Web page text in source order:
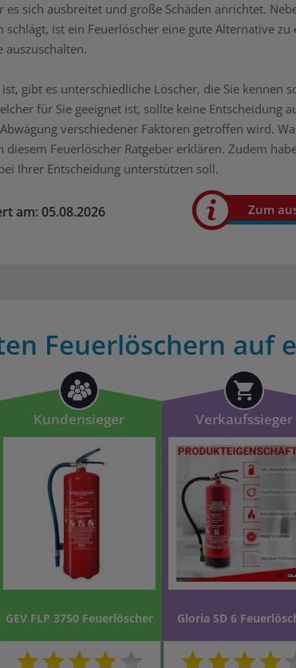
sich ausbreitet und große Schäden anrichtet.
schlägt, ist ein Feuerlöscher eine gute Alternative
auszuschalten.
gibt es unterschiedliche Löscher, die Sie kennen
für Sie geeignet ist, sollte keine Entscheidung
verschiedener Faktoren getroffen wird.
Feuerlöscher Ratgeber erklären. Zudem
Ihrer Entscheidung unterstützen soll.
am: 05.08.2026 Zum
Feuerlöschern auf
Kundensieger Verkaufssieger
GEV FLP 3750 Feuerlöscher Gloria SD 6